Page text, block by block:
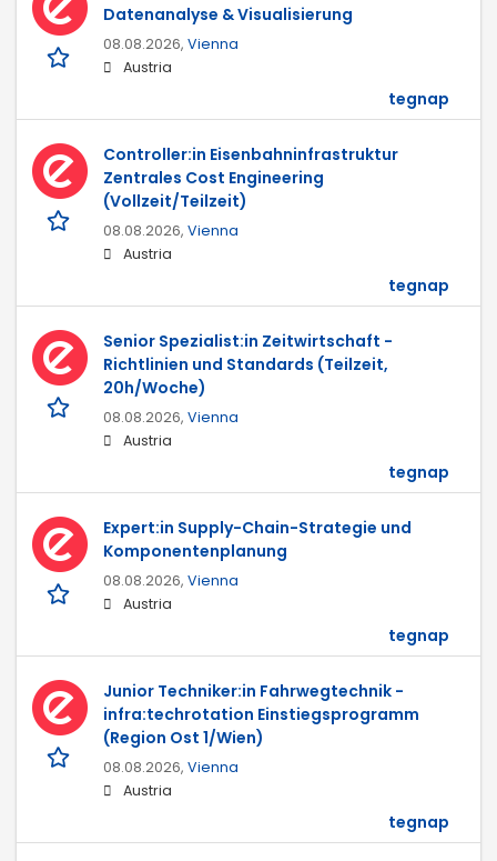
Datenanalyse & Visualisierung
08.08.2026, Vienna
Austria
tegnap
Controller:in Eisenbahninfrastruktur
Zentrales Cost Engineering
(Vollzeit/Teilzeit)
08.08.2026, Vienna
Austria
tegnap
Senior Spezialist:in Zeitwirtschaft -
Richtlinien und Standards (Teilzeit,
20h/Woche)
08.08.2026, Vienna
Austria
tegnap
Expert:in Supply-Chain-Strategie und
Komponentenplanung
08.08.2026, Vienna
Austria
tegnap
Junior Techniker:in Fahrwegtechnik -
infra:techrotation Einstiegsprogramm
(Region Ost 1/Wien)
08.08.2026, Vienna
Austria
tegnap